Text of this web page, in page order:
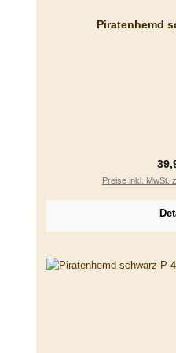
Piratenhemd
Preise inkl. MwSt.